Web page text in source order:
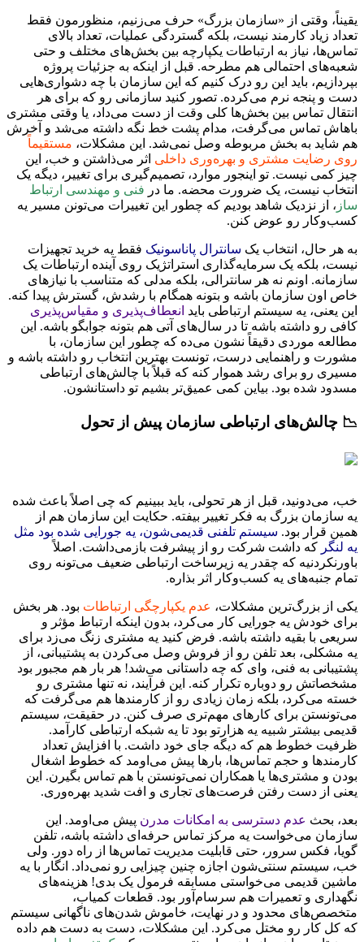
یقیناً، وقتی از «سازمان بزرگ» حرف می‌زنیم، منظورمون فقط
تعداد زیاد کارمند نیست، بلکه گستردگی عملیات، تعداد بالای
تماس‌ها، نیاز به ارتباطات یکپارچه بین بخش‌های مختلف و حتی
شعبه‌های احتمالی هم مطرحه. قبل از اینکه به جزئیات پروژه
بپردازیم، باید این رو درک کنیم که این سازمان با چه دشواری‌هایی
دست و پنجه نرم می‌کرده. تصور کنید سازمانی رو که برای هر
انتقال تماس بین بخش‌ها کلی وقت از دست می‌داد، یا وقتی مشتری
باهاش تماس می‌گرفت، مدام پشت خط نگه داشته می‌شد و آخرش
هم شاید به بخش مربوطه وصل نمی‌شد. این مشکلات، مستقیماً
روی رضایت مشتری و بهره‌وری داخلی اثر می‌ذاشتن و خب، این
چیز کمی نیست. تو اینجور موارد، تصمیم‌گیری برای تغییر، دیگه یک
انتخاب نیست، یک ضرورت محضه. ما در فنی و مهندسی ارتباط
ساز ، از نزدیک شاهد بودیم که چطور این تغییرات می‌تونن مسیر یه
کسب‌وکار رو عوض کنن.
به هر حال، انتخاب یک سانترال پاناسونیک فقط یه خرید تجهیزات
نیست، بلکه یک سرمایه‌گذاری استراتژیک روی آینده ارتباطات یک
سازمانه. اونم نه هر سانترالی، بلکه مدلی که متناسب با نیازهای
خاص اون سازمان باشه و بتونه همگام با رشدش، گسترش پیدا کنه.
این یعنی، یه سیستم ارتباطی باید انعطاف‌پذیری و مقیاس‌پذیری
کافی رو داشته باشه تا در سال‌های آتی هم بتونه جوابگو باشه. این
مطالعه موردی دقیقاً نشون می‌ده که چطور این سازمان، با
مشورت و راهنمایی درست، تونست بهترین انتخاب رو داشته باشه و
مسیری رو برای رشد هموار کنه که قبلاً با چالش‌های ارتباطی
مسدود شده بود. بیاین کمی عمیق‌تر بشیم تو داستانشون.
📉 چالش‌های ارتباطی سازمان پیش از تحول
خب، می‌دونید، قبل از هر تحولی، باید ببینیم که چی اصلاً باعث شده
یه سازمان بزرگ به فکر تغییر بیفته. حکایت این سازمان هم از
همین قرار بود. سیستم تلفنی قدیمی‌شون، یه جورایی شده بود مثل
یه لنگر که داشت شرکت رو از پیشرفت بازمی‌داشت. اصلاً
باورنکردنیه که چقدر یه زیرساخت ارتباطی ضعیف می‌تونه روی
تمام جنبه‌های یه کسب‌وکار اثر بذاره.
یکی از بزرگ‌ترین مشکلات، عدم یکپارچگی ارتباطات بود. هر بخش
برای خودش یه جورایی کار می‌کرد، بدون اینکه ارتباط مؤثر و
سریعی با بقیه داشته باشه. فرض کنید یه مشتری زنگ می‌زد برای
یه مشکلی، بعد تلفن رو از فروش وصل می‌کردن به پشتیبانی، از
پشتیبانی به فنی، وای که چه داستانی می‌شد! هر بار هم مجبور بود
مشخصاتش رو دوباره تکرار کنه. این فرآیند، نه تنها مشتری رو
خسته می‌کرد، بلکه زمان زیادی رو از کارمندها هم می‌گرفت که
می‌تونستن برای کارهای مهم‌تری صرف کنن. در حقیقت، سیستم
قدیمی بیشتر شبیه یه هزارتو بود تا یه شبکه ارتباطی کارآمد.
ظرفیت خطوط هم که دیگه جای خود داشت. با افزایش تعداد
کارمندها و حجم تماس‌ها، بارها پیش می‌اومد که خطوط اشغال
بودن و مشتری‌ها یا همکاران نمی‌تونستن با هم تماس بگیرن. این
یعنی از دست رفتن فرصت‌های تجاری و افت شدید بهره‌وری.
بعد، بحث عدم دسترسی به امکانات مدرن پیش می‌اومد. این
سازمان می‌خواست یه مرکز تماس حرفه‌ای داشته باشه، تلفن
گویا، فکس سرور، حتی قابلیت مدیریت تماس‌ها از راه دور. ولی
خب، سیستم سنتی‌شون اجازه چنین چیزایی رو نمی‌داد. انگار با یه
ماشین قدیمی می‌خواستی مسابقه فرمول یک بدی! هزینه‌های
نگهداری و تعمیرات هم سرسام‌آور بود. قطعات کمیاب،
متخصص‌های محدود و در نهایت، خاموش شدن‌های ناگهانی سیستم
که کل کار رو مختل می‌کرد. این مشکلات، دست به دست هم داده